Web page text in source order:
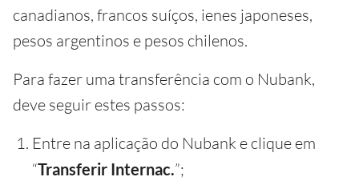
canadianos, francos suíços, ienes japoneses,
pesos argentinos e pesos chilenos.
Para fazer uma transferência com o Nubank,
deve seguir estes passos:
Entre na aplicação do Nubank e clique em
“Transferir Internac.”;